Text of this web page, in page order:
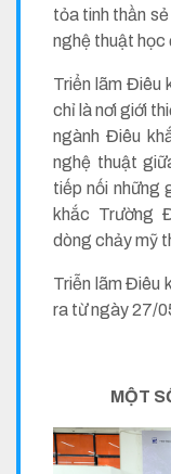
tỏa tinh thần
nghệ thuật học
Triển lãm Điêu
chỉ là nơi giới
ngành Điêu
nghệ thuật
tiếp nối những
khắc Trường
dòng chảy mỹ
Triễn lãm Điêu
ra từ ngày 27/
MỘT